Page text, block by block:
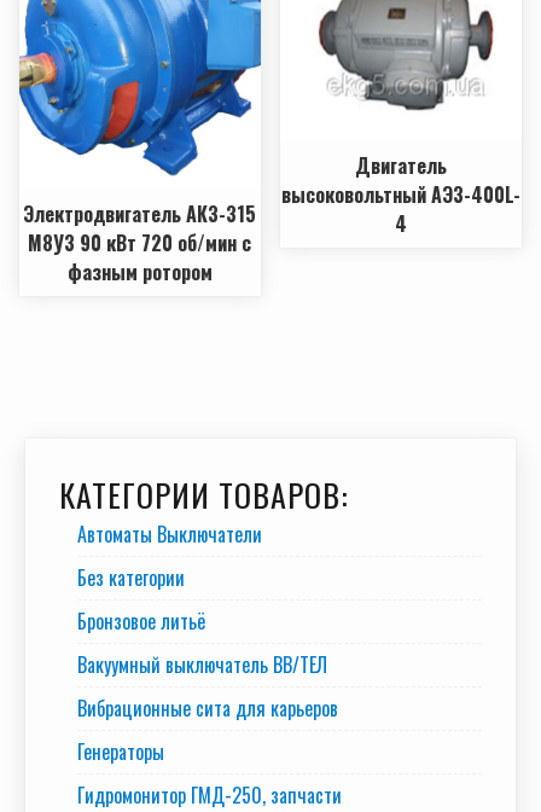
Электродвигатель АКЗ-315
М8У3 90 кВт 720 об/мин с
фазным ротором
Двигатель
высоковольтный АЭ3-400L-
4
КАТЕГОРИИ ТОВАРОВ:
Автоматы Выключатели
Без категории
Бронзовое литьё
Вакуумный выключатель BB/TEЛ
Вибрационные сита для карьеров
Генераторы
Гидромонитор ГМД-250, запчасти